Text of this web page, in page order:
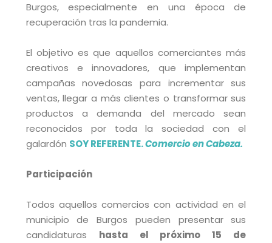
Burgos, especialmente en una época de
recuperación tras la pandemia.
El objetivo es que aquellos comerciantes más
creativos e innovadores, que implementan
campañas novedosas para incrementar sus
ventas, llegar a más clientes o transformar sus
productos a demanda del mercado sean
reconocidos por toda la sociedad con el
galardón SOY REFERENTE.Comercio en Cabeza.
Participación
Todos aquellos comercios con actividad en el
municipio de Burgos pueden presentar sus
candidaturas hasta el próximo 15 de